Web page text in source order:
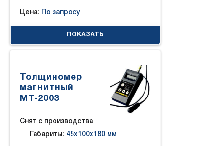
Цена: По запросу
ПОКАЗАТЬ
Толщиномер
магнитный
МТ-2003
Cнят с производства
Габариты: 45x100x180 мм